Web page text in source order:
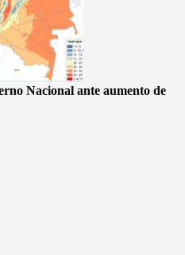
Nacional ante aumento de